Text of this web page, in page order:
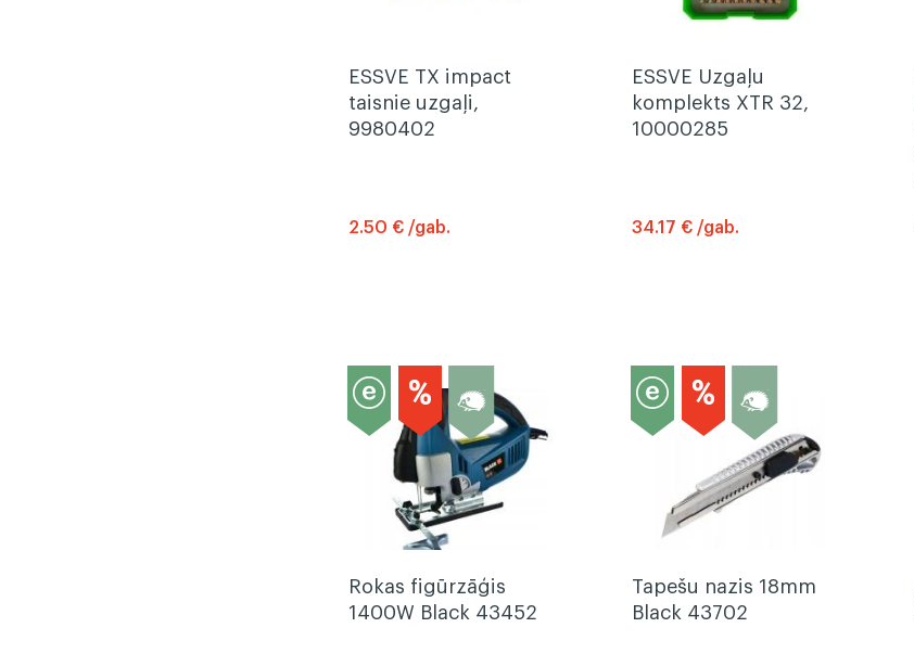
ESSVE TX impact
taisnie uzgaļi,
9980402
2.50 € /gab.
ESSVE Uzgaļu
komplekts XTR 32,
10000285
34.17 € /gab.
Rokas figūrzāģis
1400W Black 43452
Tapešu nazis 18mm
Black 43702